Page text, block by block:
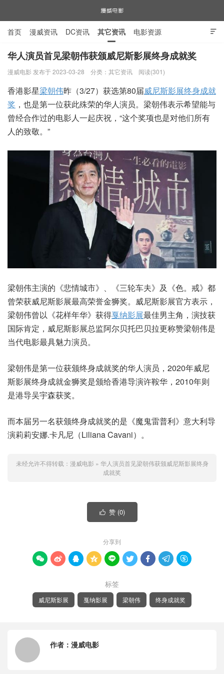

首页 漫威资讯 DC资讯 其它资讯 电影资源
电视剧资源 漫威图片
华人演员首见梁朝伟获颁威尼斯影展终身成就奖
漫威电影 发布于 2023-03-28 分类： 其它资讯 阅读(301)
香港影星梁朝伟昨（3/27）获选第80届威尼斯影展终身成就
奖 ，也是第一位获此殊荣的华人演员。梁朝伟表示希望能与
曾经合作过的电影人一起庆祝，“这个奖项也是对他们所有
人的致敬。”
梁朝伟主演的《悲情城市》、《三轮车夫》及《色。戒》都
曾荣获威尼斯影展最高荣誉金狮奖。威尼斯影展官方表示，
梁朝伟曾以《花样年华》获得戛纳影展最佳男主角，演技获
国际肯定，威尼斯影展总监阿尔贝托巴贝拉更称赞梁朝伟是
当代电影最具魅力演员。
梁朝伟是第一位获颁终身成就奖的华人演员，2020年威尼
斯影展终身成就金狮奖是颁给香港导演许鞍华，2010年则
是港导吴宇森获奖。
而本届另一名获颁终身成就奖的是《魔鬼雷普利》意大利导
演莉莉安娜.卡凡尼（Liliana Cavani）。
未经允许不得转载： 漫威电影 » 华人演员首见梁朝伟获颁威尼斯影展终身
成就奖
 赞 (0)
分享到
        
标签
威尼斯影展 戛纳影展 梁朝伟 终身成就奖
作者： 漫威电影